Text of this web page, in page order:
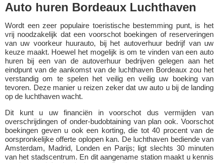
Auto huren Bordeaux Luchthaven
Wordt een zeer populaire toeristische bestemming punt, is het
vrij noodzakelijk dat een voorschot boekingen of reserveringen
van uw voorkeur huurauto, bij het autoverhuur bedrijf van uw
keuze maakt. Hoewel het mogelijk is om te vinden van een auto
huren bij een van de autoverhuur bedrijven gelegen aan het
eindpunt van de aankomst van de luchthaven Bordeaux zou het
verstandig om te spelen het veilig en veilig uw boeking van
tevoren. Deze manier u reizen zeker dat uw auto u bij de landing
op de luchthaven wacht.
Dit kunt u uw financiën in voorschot dus vermijden van
overschrijdingen of onder-budobtaining van plan ook. Voorschot
boekingen geven u ook een korting, die tot 40 procent van de
oorspronkelijke offerte oplopen kan. De luchthaven bediende van
Amsterdam, Madrid, Londen en Parijs; ligt slechts 30 minuten
van het stadscentrum. En dit aangename station maakt u kennis